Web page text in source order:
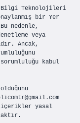
Bilgi Teknolojileri
bir Yer
nedenle,
veya
Ancak,
kabul
yasal